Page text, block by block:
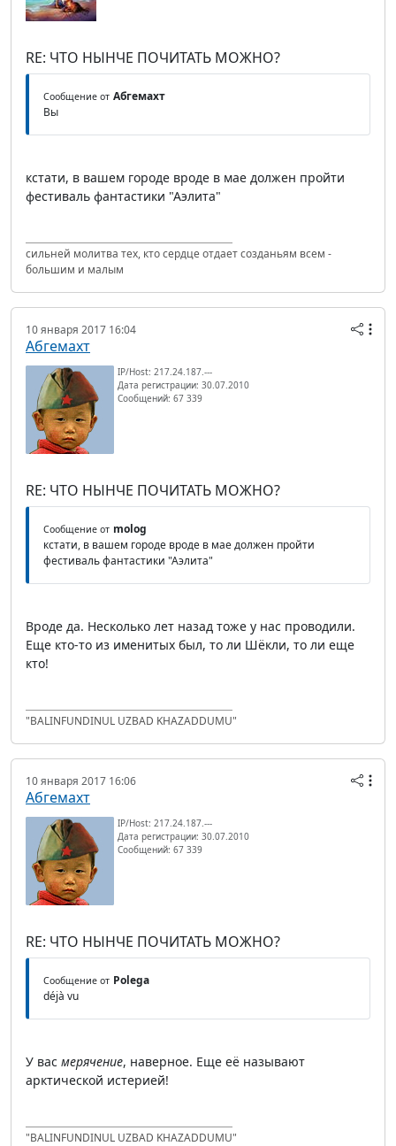
RE: ЧТО НЫНЧЕ ПОЧИТАТЬ МОЖНО?
Сообщение от Абгемахт
Вы
кстати, в вашем городе вроде в мае должен пройти
фестиваль фантастики "Аэлита"
сильней молитва тех, кто сердце отдает созданьям всем -
большим и малым
10 января 2017 16:04
Абгемахт
IP/Host: 217.24.187.---
Дата регистрации: 30.07.2010
Сообщений: 67 339
RE: ЧТО НЫНЧЕ ПОЧИТАТЬ МОЖНО?
Сообщение от molog
кстати, в вашем городе вроде в мае должен пройти
фестиваль фантастики "Аэлита"
Вроде да. Несколько лет назад тоже у нас проводили.
Еще кто-то из именитых был, то ли Шёкли, то ли еще
кто!
"BALINFUNDINUL UZBAD KHAZADDUMU"
10 января 2017 16:06
Абгемахт
IP/Host: 217.24.187.---
Дата регистрации: 30.07.2010
Сообщений: 67 339
RE: ЧТО НЫНЧЕ ПОЧИТАТЬ МОЖНО?
Сообщение от Polega
déjà vu
У вас мерячение, наверное. Еще её называют
арктической истерией!
"BALINFUNDINUL UZBAD KHAZADDUMU"